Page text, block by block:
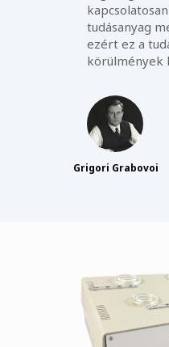
tudásanyag
ezért ez a
körülmények
Grigori Grabovoi